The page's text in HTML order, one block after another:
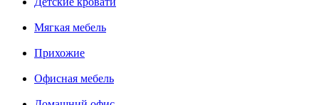
Мягкая мебель
Прихожие
Офисная мебель